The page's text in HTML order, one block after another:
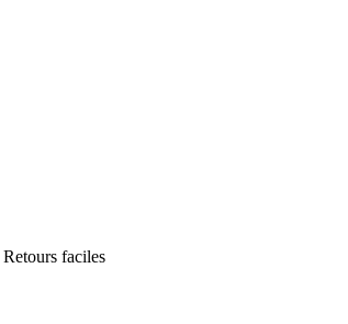
Retours faciles